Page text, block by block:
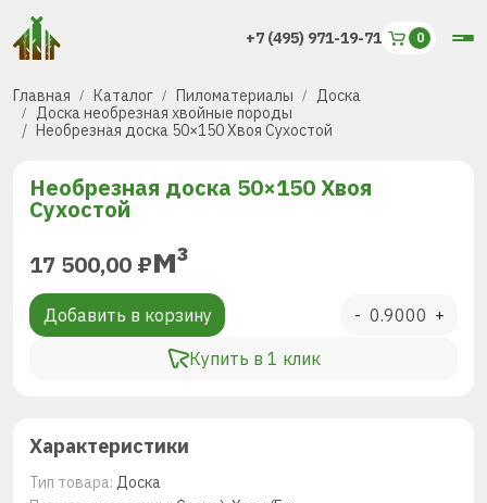
+7 (495) 971-19-71
Главная Каталог Пиломатериалы
Доска
Доска необрезная хвойные породы
Необрезная доска 50×150 Хвоя Сухостой
Необрезная доска 50×150 Хвоя
Сухостой
17 500,00 ₽м³
Добавить в корзину
Купить в 1 клик
- +
Характеристики
Тип товара: Доска